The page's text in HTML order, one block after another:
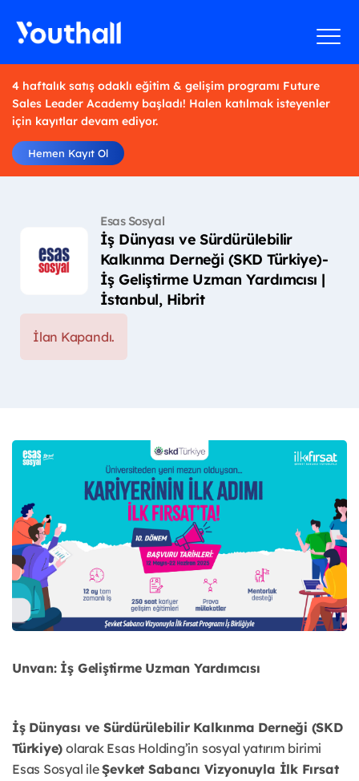
4 haftalık satış odaklı eğitim & gelişim programı Future
Sales Leader Academy başladı! Halen katılmak isteyenler
için kayıtlar devam ediyor.
Hemen Kayıt Ol
Esas Sosyal
İş Dünyası ve Sürdürülebilir
Kalkınma Derneği (SKD Türkiye)-
İş Geliştirme Uzman Yardımcısı |
İstanbul, Hibrit
İlan Kapandı.
Unvan: İş Geliştirme Uzman Yardımcısı
İş Dünyası ve Sürdürülebilir Kalkınma Derneği (SKD
Türkiye) olarak Esas Holding’in sosyal yatırım birimi
Esas Sosyal ileŞevket Sabancı Vizyonuyla İlk Fırsat